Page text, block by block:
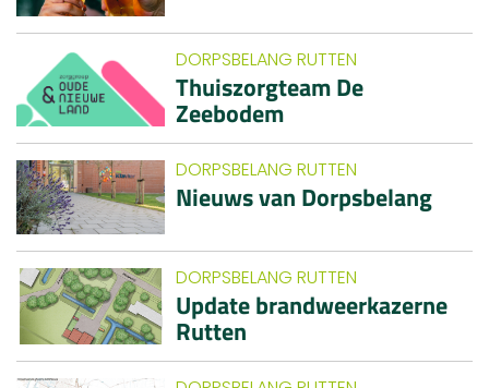
DORPSBELANG RUTTEN
Thuiszorgteam De
Zeebodem
DORPSBELANG RUTTEN
Nieuws van Dorpsbelang
DORPSBELANG RUTTEN
Update brandweerkazerne
Rutten